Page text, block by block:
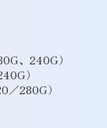
、240G）
）
280G）